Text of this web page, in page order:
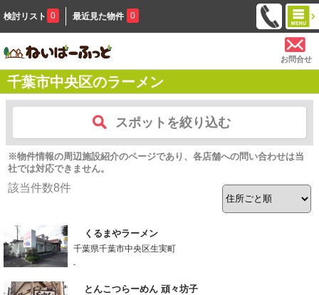
検討リスト 0 最近見た物件 0
お問合せ
千葉市中央区のラーメン
スポットを絞り込む
※物件情報の周辺施設紹介のページであり、各店舗への問い合わせは当
社では対応できません。
該当件数8件
くるまやラーメン
千葉県千葉市中央区生実町
-
とんこつらーめん 頑々坊子